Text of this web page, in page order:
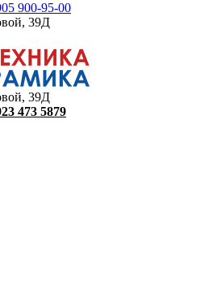
900-95-00
39Д
39Д
473 5879